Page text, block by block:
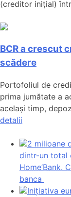
(creditor inițial)
BCR a crescut
scădere
Portofoliul de
prima jumătate a
același timp,
detalii
2 milioane
dintr-un total
Home’Bank.
banca
Inițiativa